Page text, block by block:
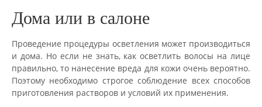
Дома или в салоне
Проведение процедуры осветления может производиться
и дома. Но если не знать, как осветлить волосы на лице
правильно, то нанесение вреда для кожи очень вероятно.
Поэтому необходимо строгое соблюдение всех способов
приготовления растворов и условий их применения.